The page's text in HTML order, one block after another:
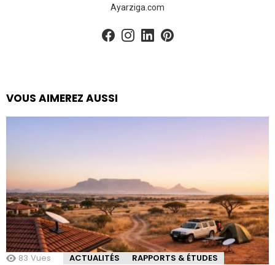
Ayarziga.com
facebookinstagram
linkedin
VOUS AIMEREZ AUSSI
83 Vues ACTUALITÉS RAPPORTS & ÉTUDES